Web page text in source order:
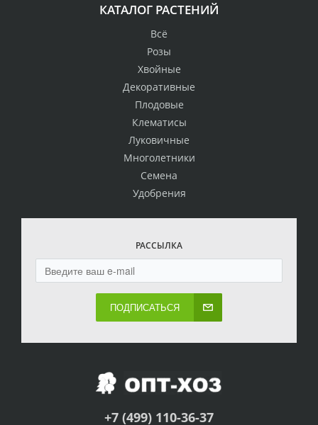
КАТАЛОГ РАСТЕНИЙ
Всё
Розы
Хвойные
Декоративные
Плодовые
Клематисы
Луковичные
Многолетники
Семена
Удобрения
РАССЫЛКА
ПОДПИСАТЬСЯ
+7 (499) 110-36-37